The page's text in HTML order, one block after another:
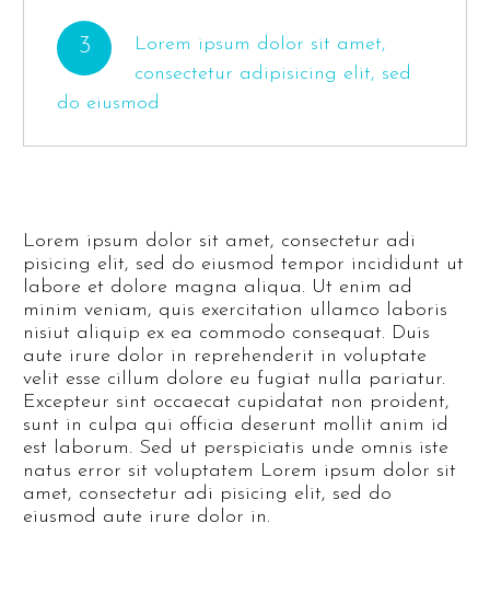
3
Lorem ipsum dolor sit amet,
consectetur adipisicing elit, sed
do eiusmod
Lorem ipsum dolor sit amet, consectetur adi
pisicing elit, sed do eiusmod tempor incididunt ut
labore et dolore magna aliqua. Ut enim ad
minim veniam, quis exercitation ullamco laboris
nisiut aliquip ex ea commodo consequat. Duis
aute irure dolor in reprehenderit in voluptate
velit esse cillum dolore eu fugiat nulla pariatur.
Excepteur sint occaecat cupidatat non proident,
sunt in culpa qui officia deserunt mollit anim id
est laborum. Sed ut perspiciatis unde omnis iste
natus error sit voluptatem Lorem ipsum dolor sit
amet, consectetur adi pisicing elit, sed do
eiusmod aute irure dolor in.